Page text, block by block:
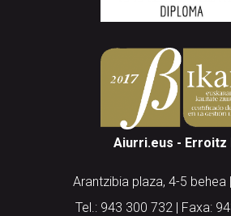
Aiurri.eus - Erroitz
Arantzibia plaza, 4-5 behea
Tel.: 943 300 732 | Faxa: